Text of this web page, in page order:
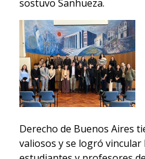
sostuvo Sanhueza.
Derecho de Buenos Aires
valiosos y se logró vincular